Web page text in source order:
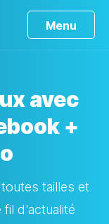
Menu
avec
+
tailles et
d'actualité